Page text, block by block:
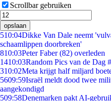
Scrollbar gebruiken
opslaan
510:04Dikke Van Dale neemt
schaamlippen doorbreken'
810:03Peter Faber (82) overleden
1410:03Random Pics van de Dag
310:02Meta krijgt half miljard
5609:59Israël meldt dood twee
aangekondigd
509:58Denemarken pakt AI-